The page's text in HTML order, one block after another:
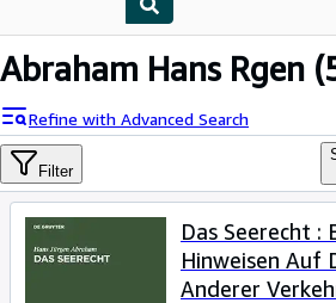
My Account
Sign Off
Advanced Search
Browse Collections
Rare Books
Abraham Hans Rgen
Refine with Advanced Search
Filter
Das Seerecht :
Hinweisen Auf
Anderer